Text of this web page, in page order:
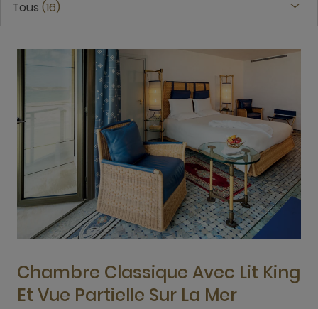
Tous 16
Chambre Classique Avec Lit King
Et Vue Partielle Sur La Mer